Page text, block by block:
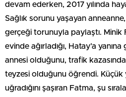
devam ederken, 2017 yılında
Sağlık sorunu yaşayan
gerçeği torunuyla paylaştı. Minik
evinde ağırladığı, Hatay’a
annesi olduğunu, trafik
teyzesi olduğunu öğrendi. Küçük
uğradığını şaşıran Fatma, şu